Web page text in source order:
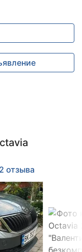
отзыва